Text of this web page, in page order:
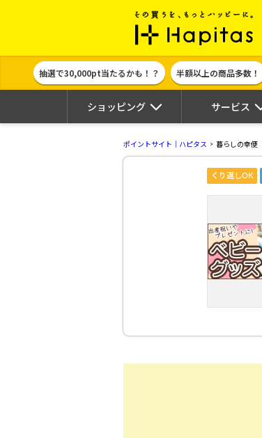
抽選で30,000pt当たるかも！？ 半額以上の商品多数！
ショッピング サービス
ポイントサイト｜ハピタス 暮らしの幸便
くり返しOK